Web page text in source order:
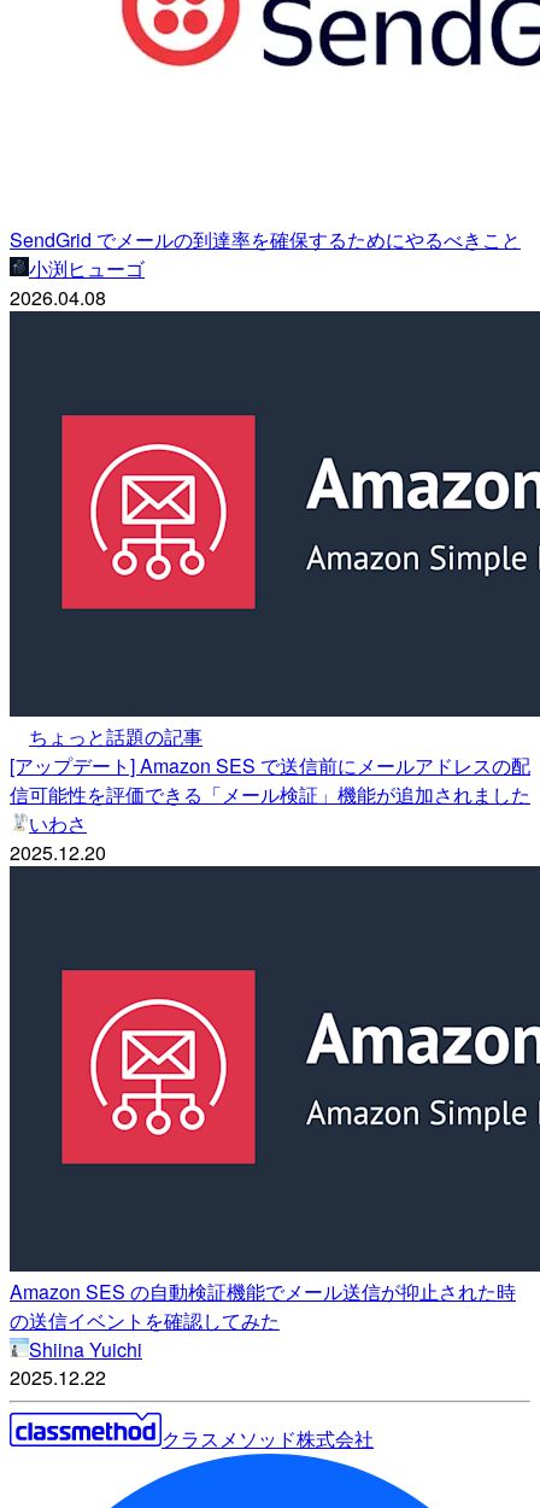
SendGrid でメールの到達率を確保するためにやるべきこと
小渕ヒューゴ
2026.04.08
ちょっと話題の記事
[アップデート] Amazon SES で送信前にメールアドレスの配
信可能性を評価できる「メール検証」機能が追加されました
いわさ
2025.12.20
Amazon SES の自動検証機能でメール送信が抑止された時
の送信イベントを確認してみた
Shiina Yuichi
2025.12.22
クラスメソッド株式会社